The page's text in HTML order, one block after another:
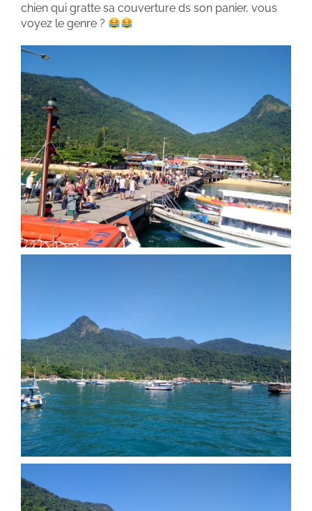
chien qui gratte sa couverture ds son panier, vous
voyez le genre ?